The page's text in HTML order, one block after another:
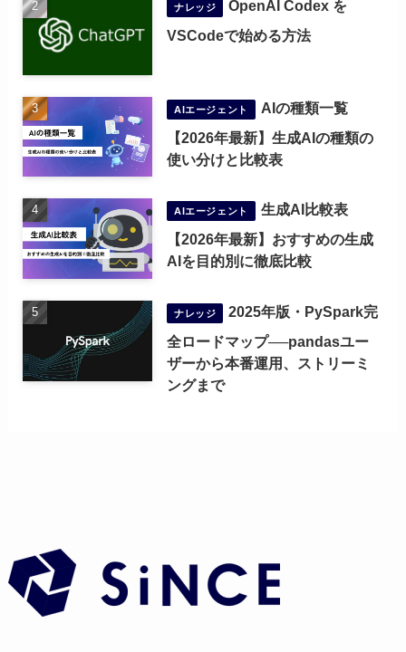
ナレッジ
OpenAI Codex を
VSCodeで始める方法
AIエージェント
AIの種類一覧
【2026年最新】生成AIの種類の
使い分けと比較表
AIエージェント
生成AI比較表
【2026年最新】おすすめの生成
AIを目的別に徹底比較
ナレッジ
2025年版・PySpark完
全ロードマップ──pandasユー
ザーから本番運用、ストリーミ
ングまで